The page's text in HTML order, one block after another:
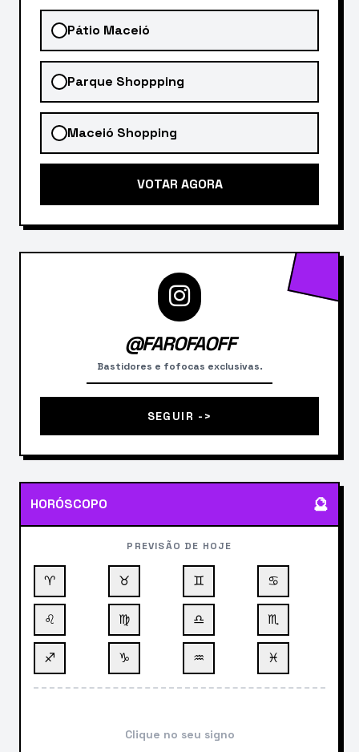
Pátio Maceió
Parque Shoppping
Maceió Shopping
VOTAR AGORA
@FAROFAOFF
Bastidores e fofocas exclusivas.
SEGUIR ->
HORÓSCOPO 🔮
PREVISÃO DE HOJE
♈ ♉ ♊ ♋
♌ ♍ ♎ ♏
♐ ♑ ♒ ♓
Clique no seu signo